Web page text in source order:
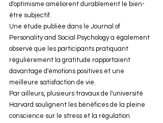
d'optimisme améliorent durablement le bien-
être subjectif.
Une étude publiée dans le Journal of
Personality and Social Psychology a également
observé que les participants pratiquant
régulièrement la gratitude rapportaient
davantage d'émotions positives et une
meilleure satisfaction de vie.
Par ailleurs, plusieurs travaux de l'université
Harvard soulignent les bénéfices de la pleine
conscience sur le stress et la régulation